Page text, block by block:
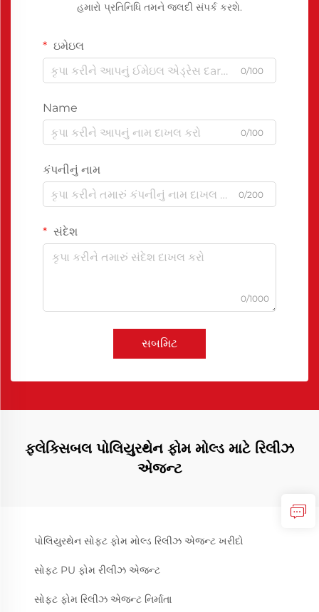
હમારો પ્રતિનિધિ તમને જલદી સંપર્ક કરશે.
ઇમેઇલ
0/100
Name
0/100
કંપનીનું નામ
0/200
સંદેશ
0/1000
સબમિટ
ફ્લેક્સિબલ પોલિયુરથેન ફોમ મોલ્ડ માટે રિલીઝ
એજન્ટ
પોલિયુરથેન સોફ્ટ ફોમ મોલ્ડ રિલીઝ એજન્ટ ખરીદો
સોફ્ટ PU ફોમ રીલીઝ એજન્ટ
સોફ્ટ ફોમ રિલીઝ એજન્ટ નિર્માતા